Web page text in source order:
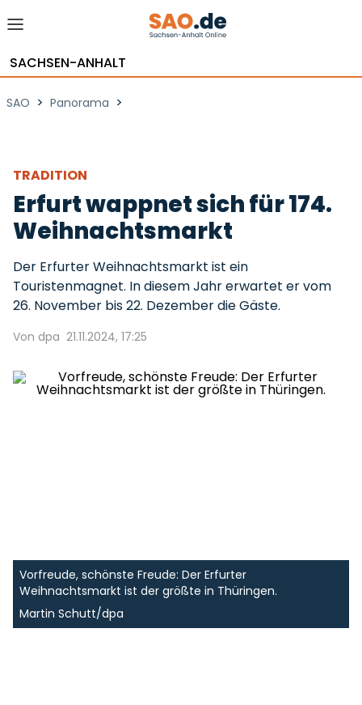
SACHSEN-ANHALT
SAO > Panorama >
TRADITION
Erfurt wappnet sich für 174.
Weihnachtsmarkt
Der Erfurter Weihnachtsmarkt ist ein
Touristenmagnet. In diesem Jahr erwartet er vom
26. November bis 22. Dezember die Gäste.
Von dpa 21.11.2024, 17:25
Vorfreude, schönste Freude: Der Erfurter
Weihnachtsmarkt ist der größte in Thüringen.
Martin Schutt/dpa